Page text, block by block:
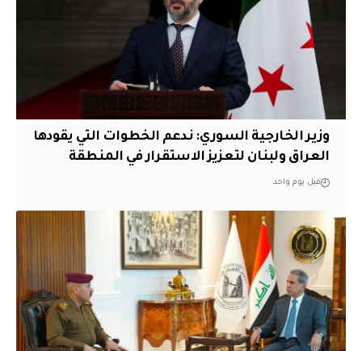
وزير الخارجية السوري: ندعم الخطوات التي يقودها
العراق ولبنان لتعزيز الاستقرار في المنطقة
قبل يوم واحد